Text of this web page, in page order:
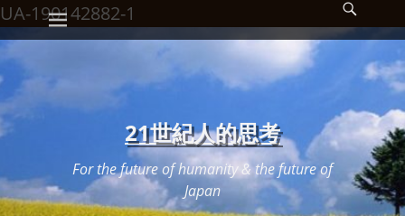
UA-190142882-1
コ
ン
ス
キ
メインメニュー
索
開
始
21世紀人的思考
For the future of humanity & the future of
Japan